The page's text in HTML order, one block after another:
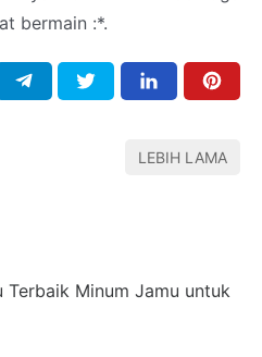
bermain :*.
LEBIH LAMA
Terbaik Minum Jamu untuk